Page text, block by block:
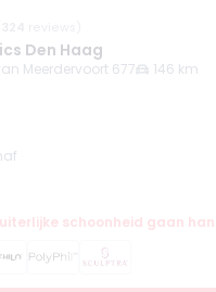
Den Haag
Meerdervoort 677 146 km
schoonheid gaan